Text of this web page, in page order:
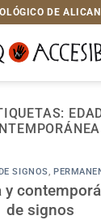
DE
SIGNOS,
y
de signos